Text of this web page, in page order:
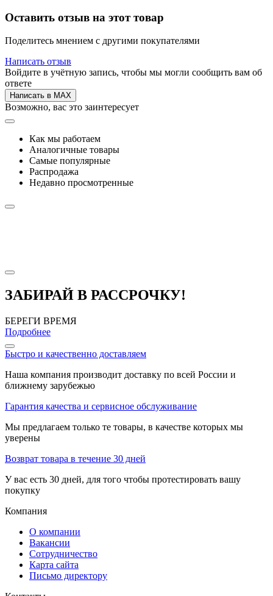
Оставить отзыв на этот товар
Поделитесь мнением с другими покупателями
Написать отзыв
Войдите в учётную запись, чтобы мы могли сообщить вам об
ответе
Написать в MAX
Возможно, вас это заинтересует
Как мы работаем
Аналогичные товары
Самые популярные
Распродажа
Недавно просмотренные
ЗАБИРАЙ В РАССРОЧКУ!
БЕРЕГИ ВРЕМЯ
Подробнее
Быстро и качественно доставляем
Наша компания производит доставку по всей России и
ближнему зарубежью
Гарантия качества и сервисное обслуживание
Мы предлагаем только те товары, в качестве которых мы
уверены
Возврат товара в течение 30 дней
У вас есть 30 дней, для того чтобы протестировать вашу
покупку
Компания
О компании
Вакансии
Сотрудничество
Карта сайта
Письмо директору